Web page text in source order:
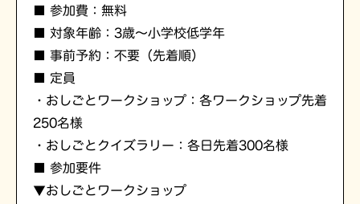
■ 参加費：無料
■ 対象年齢：3歳～小学校低学年
■ 事前予約：不要（先着順）
■ 定員
・おしごとワークショップ：各ワークショップ先着
250名様
・おしごとクイズラリー：各日先着300名様
■ 参加要件
▼おしごとワークショップ